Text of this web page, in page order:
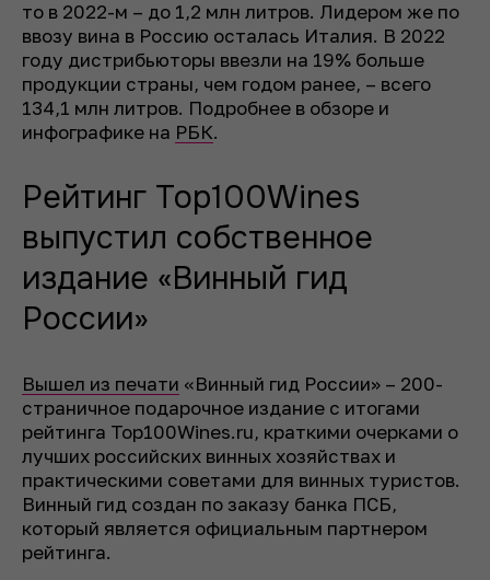
то в 2022-м – до 1,2 млн литров. Лидером же по
ввозу вина в Россию осталась Италия. В 2022
году дистрибьюторы ввезли на 19% больше
продукции страны, чем годом ранее, – всего
134,1 млн литров. Подробнее в обзоре и
инфографике на РБК.
Рейтинг Top100Wines
выпустил собственное
издание «Винный гид
России»
Вышел из печати «Винный гид России» – 200-
страничное подарочное издание с итогами
рейтинга Top100Wines.ru, краткими очерками о
лучших российских винных хозяйствах и
практическими советами для винных туристов.
Винный гид создан по заказу банка ПСБ,
который является официальным партнером
рейтинга.